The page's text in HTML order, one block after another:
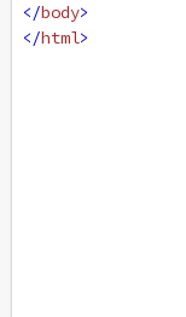
</body>
</html>